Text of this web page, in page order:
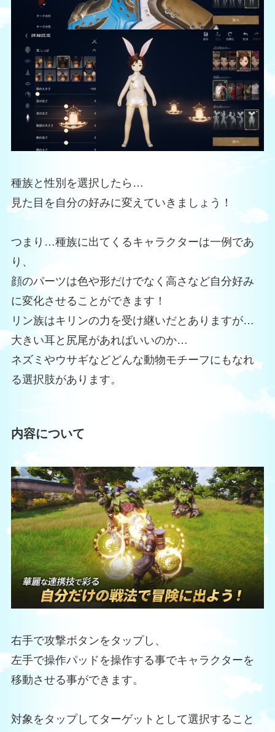
種族と性別を選択したら…
見た目を自分の好みに変えていきましょう！
つまり…種族に出てくるキャラクターは一例であ
り、
顔のパーツは色や形だけでなく高さなど自分好み
に変化させることができます！
リン族はキリンの力を受け継いだとありますが…
大きい耳と尻尾があればいいのか…
ネズミやウサギなどどんな動物モチーフにもなれ
る選択肢があります。
内容について
右手で攻撃ボタンをタップし、
左手で操作パッドを操作する事でキャラクターを
移動させる事ができます。
対象をタップしてターゲットとして選択すること